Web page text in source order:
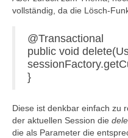
vollständig, da die Lösch-
@Transactional
public void
}
Diese ist denkbar einfach zu
der aktuellen Session die
die als Parameter die